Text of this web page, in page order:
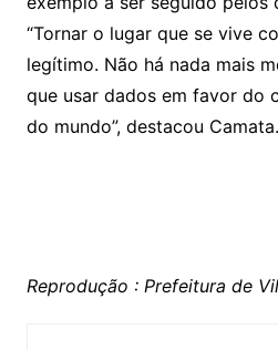
“Tornar o lugar que se vive
legítimo. Não há nada mais
que usar dados em favor do
do mundo”, destacou Camata.
Reprodução : Prefeitura de